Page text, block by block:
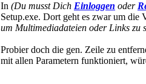
In (Du musst Dich Einloggen oder
Setup.exe. Dort geht es zwar um die
um Multimediadateien oder Links zu
Probier doch die gen. Zeile zu
mit allen Parametern funktioniert,